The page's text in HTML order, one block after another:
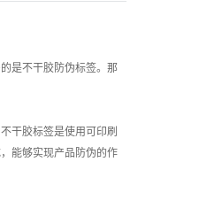
是不干胶防伪标签。那
干胶标签是使用可印刷
能够实现产品防伪的作